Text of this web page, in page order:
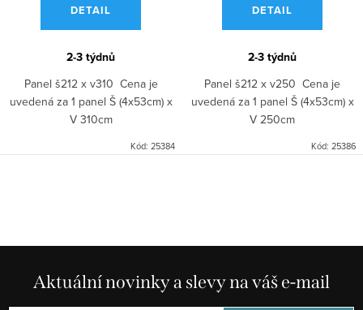
DETAIL
2-3 týdnů
Panel š212 x v310 Cena je
uvedená za 1 panel Š (4x53cm) x
V 310cm
Kód: 25384
DETAIL
2-3 týdnů
Panel š212 x v250 Cena je
uvedená za 1 panel Š (4x53cm) x
V 250cm
Kód: 25386
á
Aktuální novinky a slevy na váš e-mail